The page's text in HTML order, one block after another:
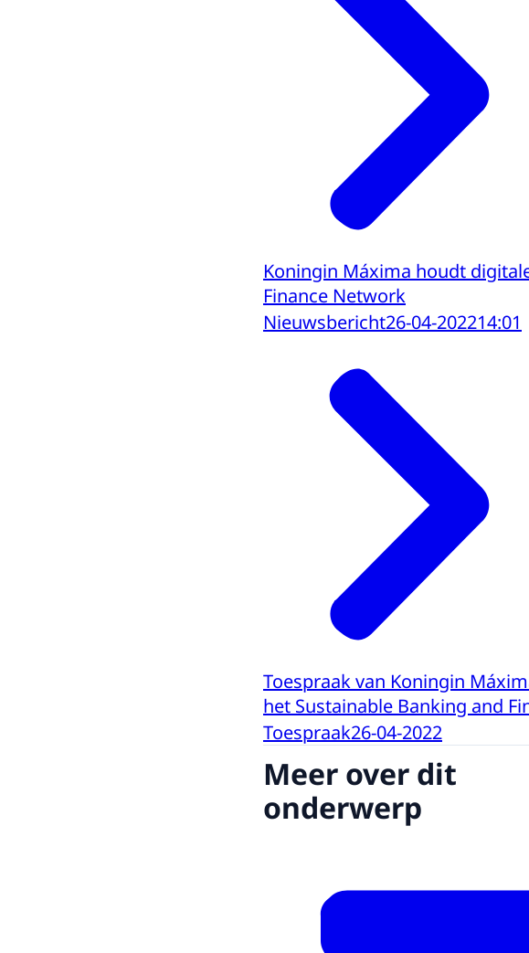
Koningin Máxima houdt
Finance Network
Nieuwsbericht26-04-202214:01
Toespraak van Koningin
het Sustainable Banking and
Toespraak26-04-2022
Meer over dit
onderwerp